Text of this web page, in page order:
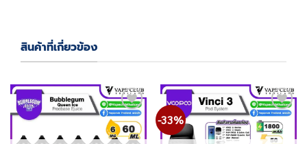
สินค้าที่เกี่ยวข้อง
Add
to
wishlist
-33%
Add
to
wishlist